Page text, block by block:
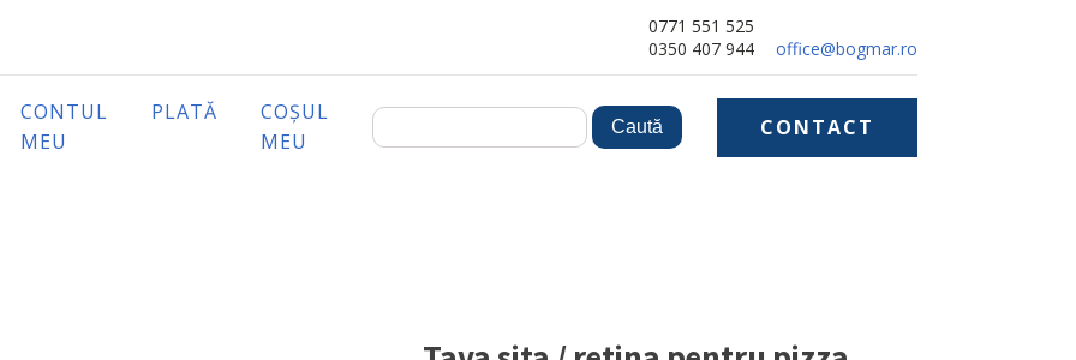
0771 551 525
0350 407 944
office@bogmar.ro
CONTUL
MEU
PLATĂ
COȘUL
MEU
CONTACT